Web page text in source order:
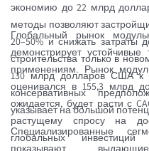
экономию до 22 млрд
методы позволяют
20–50% и снижать затраты
строительства только в
130 млрд долларов США
консервативных
указывает на большой
Глобальный рынок
демонстрирует
применениям. Рынок
оценивался в 155,3 млрд
ожидается, будет расти с
растущему спросу на
глобальных
Специализированные
показывают